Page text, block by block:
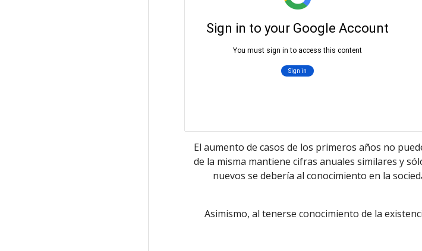
El aumento de casos de los primeros años no
de la misma mantiene cifras anuales similares y
nuevos se debería al conocimiento en la
Asimismo, al tenerse conocimiento de la